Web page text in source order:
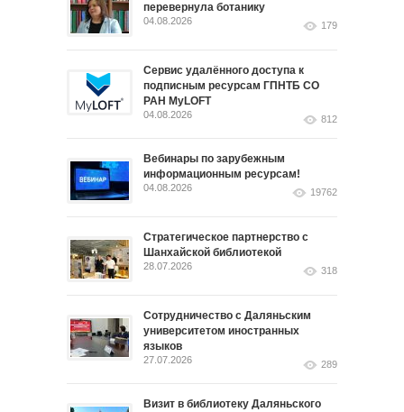
перевернула ботанику
04.08.2026 179
Сервис удалённого доступа к
подписным ресурсам ГПНТБ СО
РАН MyLOFT
04.08.2026 812
Вебинары по зарубежным
информационным ресурсам!
04.08.2026 19762
Стратегическое партнерство с
Шанхайской библиотекой
28.07.2026 318
Сотрудничество с Даляньским
университетом иностранных
языков
27.07.2026 289
Визит в библиотеку Даляньского